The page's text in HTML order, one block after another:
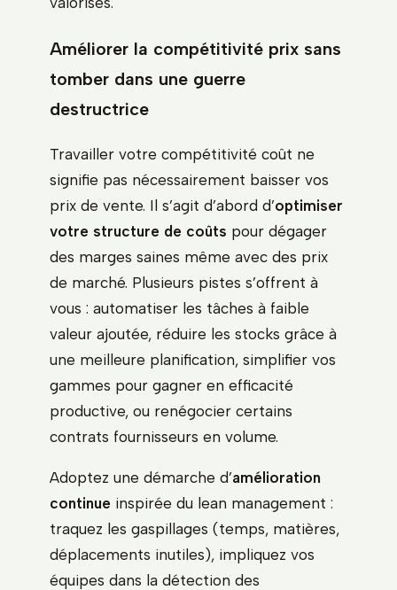
Améliorer la compétitivité prix sans
tomber dans une guerre
destructrice
Travailler votre compétitivité coût ne
signifie pas nécessairement baisser vos
prix de vente. Il s’agit d’abord d’optimiser
votre structure de coûts pour dégager
des marges saines même avec des prix
de marché. Plusieurs pistes s’offrent à
vous : automatiser les tâches à faible
valeur ajoutée, réduire les stocks grâce à
une meilleure planification, simplifier vos
gammes pour gagner en efficacité
productive, ou renégocier certains
contrats fournisseurs en volume.
Adoptez une démarche d’amélioration
continue inspirée du lean management :
traquez les gaspillages (temps, matières,
déplacements inutiles), impliquez vos
équipes dans la détection des